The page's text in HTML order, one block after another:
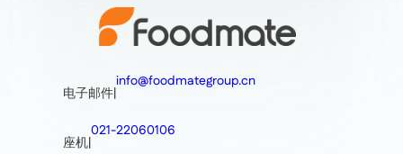
电子邮件|
info@foodmategroup.cn
座机|
021-22060106